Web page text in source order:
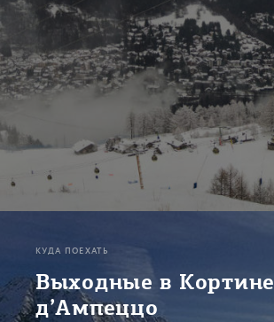
КУДА ПОЕХАТЬ
Выходные в Кортине
д’Ампеццо